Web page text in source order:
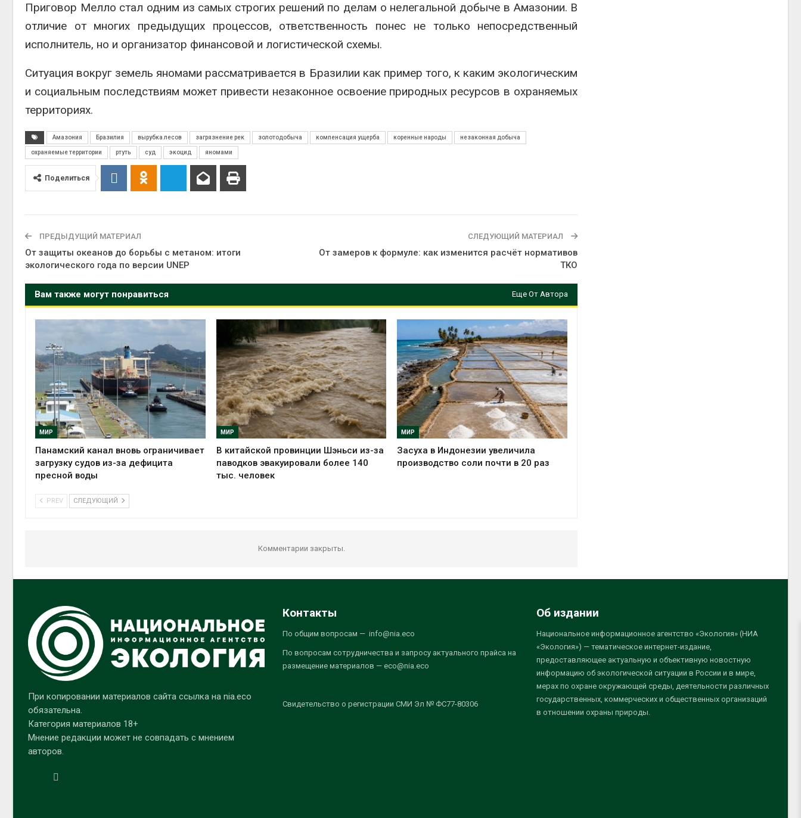
Приговор Мелло стал одним из самых строгих решений по делам о нелегальной добыче в Амазонии. В
отличие от многих предыдущих процессов, ответственность понес не только непосредственный
исполнитель, но и организатор финансовой и логистической схемы.
Ситуация вокруг земель яномами рассматривается в Бразилии как пример того, к каким экологическим
и социальным последствиям может привести незаконное освоение природных ресурсов в охраняемых
территориях.
Амазония Бразилия вырубка лесов загрязнение рек золотодобыча компенсация ущерба коренные народы незаконная добыча
охраняемые территории ртуть суд экоцид яномами
Поделиться
ПРЕДЫДУЩИЙ МАТЕРИАЛ
От защиты океанов до борьбы с метаном: итоги
экологического года по версии UNEP
СЛЕДУЮЩИЙ МАТЕРИАЛ
От замеров к формуле: как изменится расчёт нормативов
ТКО
Вам также могут понравиться Еще От Автора
МИР
Панамский канал вновь ограничивает
загрузку судов из-за дефицита
пресной воды
МИР
В китайской провинции Шэньси из-за
паводков эвакуировали более 140
тыс. человек
МИР
Засуха в Индонезии увеличила
производство соли почти в 20 раз
PREV СЛЕДУЮЩИЙ
Комментарии закрыты.
При копировании материалов сайта ссылка на nia.eco
обязательна.
Категория материалов 18+
Мнение редакции может не совпадать с мнением
авторов.
Контакты
По общим вопросам — info@nia.eco
По вопросам сотрудничества и запросу актуального прайса на
размещение материалов — eco@nia.eco
Свидетельство о регистрации СМИ Эл № ФС77-80306
Об издании
Национальное информационное агентство «Экология» (НИА
«Экология») — тематическое интернет-издание,
предоставляющее актуальную и объективную новостную
информацию об экологической ситуации в России и в мире,
мерах по охране окружающей среды, деятельности различных
государственных, коммерческих и общественных организаций
в отношении охраны природы.